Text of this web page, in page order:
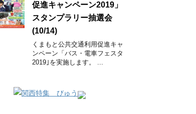
促進キャンペーン2019」
スタンプラリー抽選会
(10/14)
くまもと公共交通利用促進キャ
ンペーン「バス・電車フェスタ
2019｣を実施します。 ...